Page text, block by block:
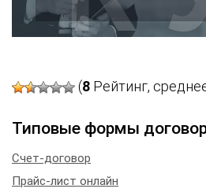
(8 Рейтинг,
Типовые формы
Счет-договор
Прайс-лист онлайн